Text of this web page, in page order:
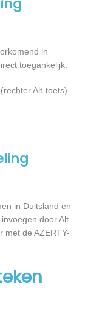
in
toegankelijk:
Alt-toets)
in Duitsland en
door Alt
met de AZERTY-